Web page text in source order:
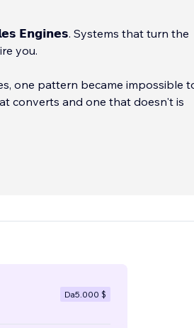
𝗘𝗻𝗴𝗶𝗻𝗲𝘀. Systems that turn the
you.
one pattern became impossible
converts and one that doesn't is
Da5.000 $